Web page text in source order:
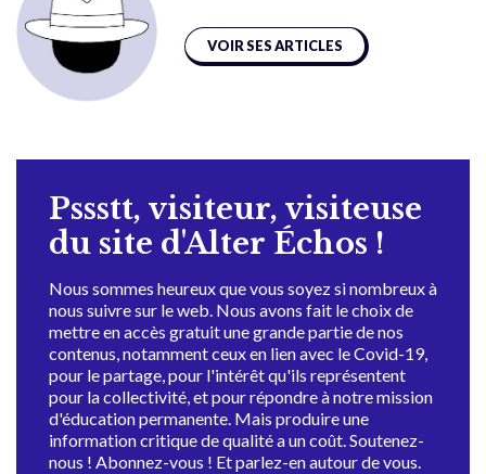
VOIR SES ARTICLES
Pssstt, visiteur, visiteuse
du site d'Alter Échos !
Nous sommes heureux que vous soyez si nombreux à
nous suivre sur le web. Nous avons fait le choix de
mettre en accès gratuit une grande partie de nos
contenus, notamment ceux en lien avec le Covid-19,
pour le partage, pour l'intérêt qu'ils représentent
pour la collectivité, et pour répondre à notre mission
d'éducation permanente. Mais produire une
information critique de qualité a un coût. Soutenez-
nous ! Abonnez-vous ! Et parlez-en autour de vous.